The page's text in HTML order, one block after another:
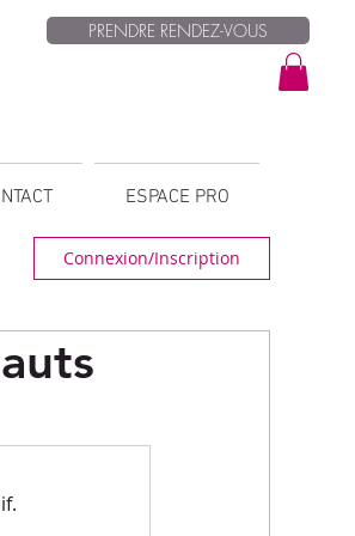
PRENDRE RENDEZ-VOUS
ESPACE PRO
Connexion/Inscription